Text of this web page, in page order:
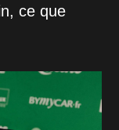
ce que